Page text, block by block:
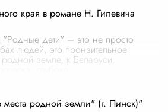
края в романе Н. Гилевича
дети" – это не просто
людей, это пронзительное
земле, к Беларуси,
родной земли" (г. Пинск)"